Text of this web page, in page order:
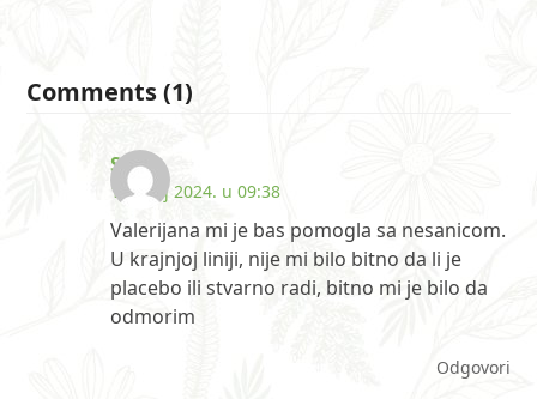
Comments (1)
Sima
17. maj 2024. u 09:38
Valerijana mi je bas pomogla sa nesanicom.
U krajnjoj liniji, nije mi bilo bitno da li je
placebo ili stvarno radi, bitno mi je bilo da
odmorim
Odgovori